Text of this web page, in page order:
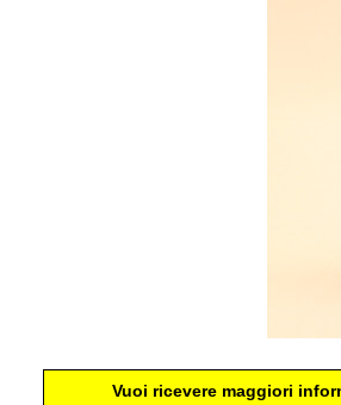
Vuoi ricevere maggiori